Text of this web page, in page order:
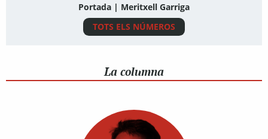
Portada | Meritxell Garriga
TOTS ELS NÚMEROS
La columna